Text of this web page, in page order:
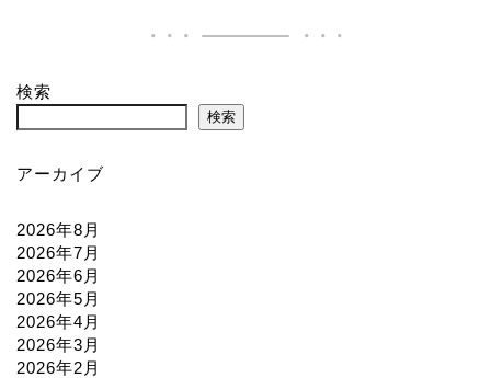
検索
検索
アーカイブ
2026年8月
2026年7月
2026年6月
2026年5月
2026年4月
2026年3月
2026年2月